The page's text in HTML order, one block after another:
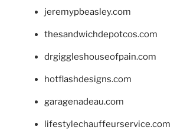
jeremypbeasley.com
thesandwichdepotcos.com
drgiggleshouseofpain.com
hotflashdesigns.com
garagenadeau.com
lifestylechauffeurservice.com